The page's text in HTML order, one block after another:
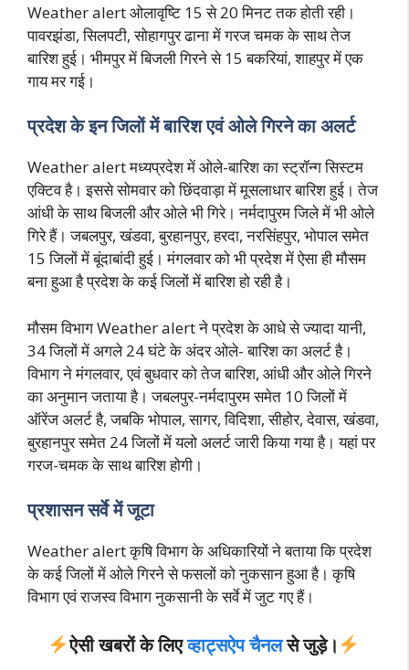
Weather alert ओलावृष्टि 15 से 20 मिनट तक होती रही।
पावरझंडा, सिलपटी, सोहागपुर ढाना में गरज चमक के साथ तेज
बारिश हुई। भीमपुर में बिजली गिरने से 15 बकरियां, शाहपुर में एक
गाय मर गई।
प्रदेश के इन जिलों में बारिश एवं ओले गिरने का अलर्ट
Weather alert मध्यप्रदेश में ओले-बारिश का स्ट्रॉन्ग सिस्टम
एक्टिव है। इससे सोमवार को छिंदवाड़ा में मूसलाधार बारिश हुई। तेज
आंधी के साथ बिजली और ओले भी गिरे। नर्मदापुरम जिले में भी ओले
गिरे हैं। जबलपुर, खंडवा, बुरहानपुर, हरदा, नरसिंहपुर, भोपाल समेत
15 जिलों में बूंदाबांदी हुई। मंगलवार को भी प्रदेश में ऐसा ही मौसम
बना हुआ है प्रदेश के कई जिलों में बारिश हो रही है।
मौसम विभाग Weather alert ने प्रदेश के आधे से ज्यादा यानी,
34 जिलों में अगले 24 घंटे के अंदर ओले- बारिश का अलर्ट है।
विभाग ने मंगलवार, एवं बुधवार को तेज बारिश, आंधी और ओले गिरने
का अनुमान जताया है। जबलपुर-नर्मदापुरम समेत 10 जिलों में
ऑरेंज अलर्ट है, जबकि भोपाल, सागर, विदिशा, सीहोर, देवास, खंडवा,
बुरहानपुर समेत 24 जिलों में यलो अलर्ट जारी किया गया है। यहां पर
गरज-चमक के साथ बारिश होगी।
प्रशासन सर्वे में जूटा
Weather alert कृषि विभाग के अधिकारियों ने बताया कि प्रदेश
के कई जिलों में ओले गिरने से फसलों को नुकसान हुआ है। कृषि
विभाग एवं राजस्व विभाग नुकसानी के सर्वे मेंजुट गए हैं।
ऐसी खबरों के लिएव्हाट्सऐप चैनलसे जुड़े।